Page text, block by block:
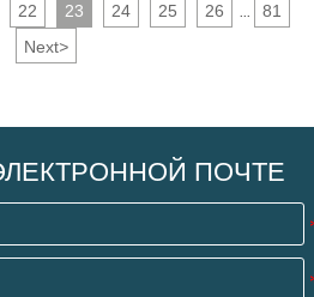
22 23 24 25 26
81
Next>
ПОЧТЕ